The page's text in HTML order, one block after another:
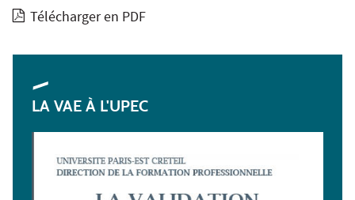
Télécharger en PDF
LA VAE À L'UPEC